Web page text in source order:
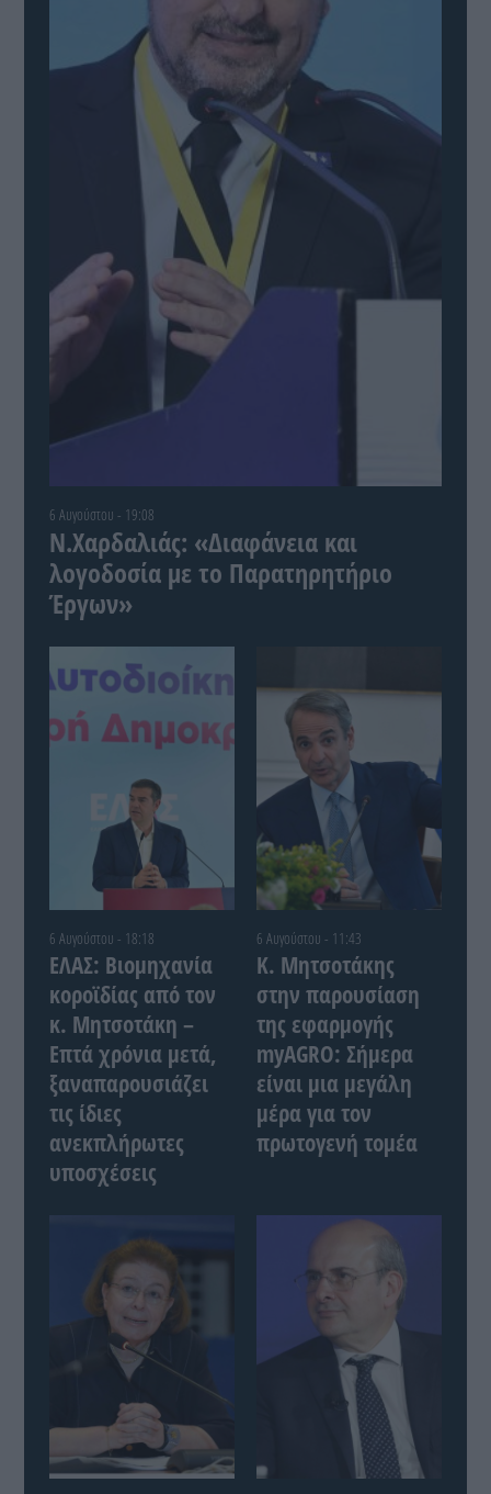
6 Αυγούστου - 19:08
Ν.Χαρδαλιάς: «Διαφάνεια και
λογοδοσία με το Παρατηρητήριο
Έργων»
6 Αυγούστου - 18:18
ΕΛΑΣ: Βιομηχανία
κοροϊδίας από τον
κ. Μητσοτάκη –
Επτά χρόνια μετά,
ξαναπαρουσιάζει
τις ίδιες
ανεκπλήρωτες
υποσχέσεις
6 Αυγούστου - 11:43
Κ. Μητσοτάκης
στην παρουσίαση
της εφαρμογής
myAGRO: Σήμερα
είναι μια μεγάλη
μέρα για τον
πρωτογενή τομέα